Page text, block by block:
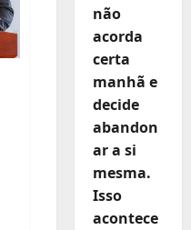
não
acorda
certa
manhã e
decide
abandon
ar a si
mesma.
Isso
acontece